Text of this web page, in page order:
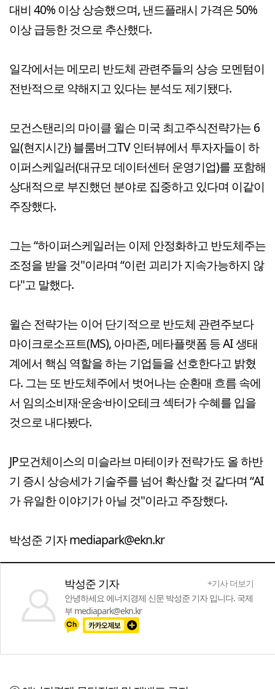
대비 40% 이상 상승했으며, 낸드플래시 가격은 50%
이상 급등한 것으로 추산했다.
일각에서는 메모리 반도체 관련주들의 상승 모멘텀이
전반적으로 약해지고 있다는 분석도 제기됐다.
모건스탠리의 마이클 윌슨 미국 최고주식전략가는 6
일(현지시간) 블룸버그TV 인터뷰에서 투자자들이 하
이퍼스케일러(대규모 데이터센터 운영기업)를 포함해
상대적으로 부진했던 분야로 집중하고 있다며 이같이
주장했다.
그는 “하이퍼스케일러는 이제 안정화하고 반도체주는
조정을 받을 것"이라며 “이런 괴리가 지속가능하지 않
다"고 말했다.
윌슨 전략가는 이어 단기적으로 반도체 관련주보다
마이크로소프트(MS), 아마존, 메타플랫폼 등 AI 생태
계에서 핵심 역할을 하는 기업들을 선호한다고 밝혔
다. 그는 또 반도체주에서 벗어나는 순환매 흐름 속에
서 임의소비재·운송·바이오테크 섹터가 수혜를 입을
것으로 내다봤다.
JP모건체이스의 미슬라브 마테이카 전략가도 올 하반
기 증시 상승세가 기술주를 넘어 확산할 것 같다며 “AI
가 유일한 이야기가 아닐 것"이라고 주장했다.
박성준 기자 mediapark@ekn.kr
박성준 기자
+기사 더보기
안녕하세요 에너지경제 신문 박성준 기자 입니다. 국제
부 mediapark@ekn.kr